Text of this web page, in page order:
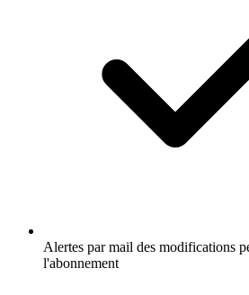
Alertes par mail des modifications
l'abonnement